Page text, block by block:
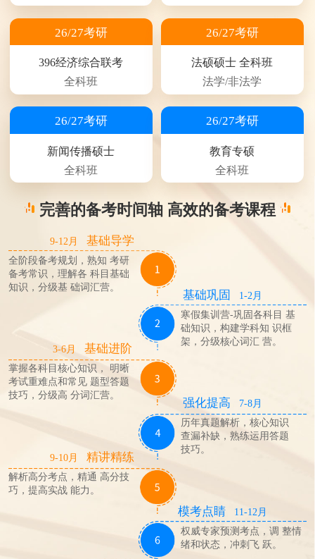
26/27考研
396经济综合联考
全科班
26/27考研
法硕硕士 全科班
法学/非法学
26/27考研
新闻传播硕士
全科班
26/27考研
教育专硕
全科班
完善的备考时间轴 高效的备考课程
9-12月 基础导学
全阶段备考规划，熟知 考研
备考常识，理解各 科目基础
知识，分级基 础词汇营。
基础巩固
1-2月
寒假集训营-巩固各科目 基
础知识，构建学科知 识框
架，分级核心词汇 营。
3-6月 基础进阶
掌握各科目核心知识， 明晰
考试重难点和常见 题型答题
技巧，分级高 分词汇营。
强化提高
7-8月
历年真题解析，核心知识
查漏补缺，熟练运用答题
技巧。
9-10月 精讲精练
解析高分考点，精通 高分技
巧，提高实战 能力。
模考点睛
11-12月
权威专家预测考点，调 整情
绪和状态，冲刺飞 跃。